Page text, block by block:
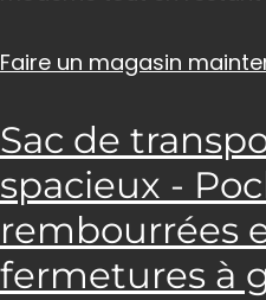
Faire un magasin
Sac de
spacieux -
rembourrées
fermetures à